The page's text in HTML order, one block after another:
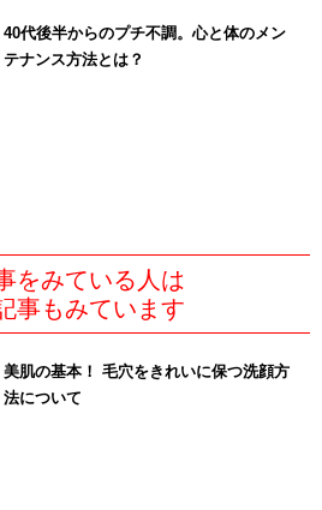
40代後半からのプチ不調。心と体のメン
テナンス方法とは？
をみている人は
事もみています
美肌の基本！ 毛穴をきれいに保つ洗顔方
法について